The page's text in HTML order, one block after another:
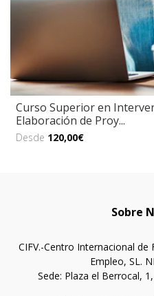
Curso Superior en
Elaboración de Proy...
Desde 120,00€
Sobre
CIFV.-Centro Internacional
Empleo, SL.
Sede: Plaza el Berrocal,